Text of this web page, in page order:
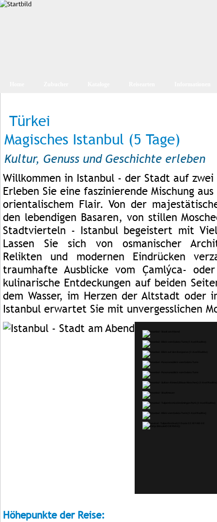
Türkei
Magisches Istanbul (5 Tage)
Kultur, Genuss und Geschichte erleben
Willkommen in Istanbul - der Stadt auf
Erleben Sie eine faszinierende Mischung
orientalischem Flair. Von der
den lebendigen Basaren, von stillen
Stadtvierteln - Istanbul begeistert mit
Lassen Sie sich von osmanischer
Relikten und modernen Eindrücken
traumhafte Ausblicke vom Çamlýca-
kulinarische Entdeckungen auf beiden
dem Wasser, im Herzen der Altstadt oder
Istanbul erwartet Sie mit unvergesslichen
Höhepunkte der Reise: